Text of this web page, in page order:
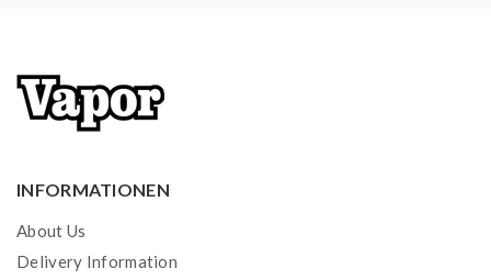
INFORMATIONEN
About Us
Delivery Information